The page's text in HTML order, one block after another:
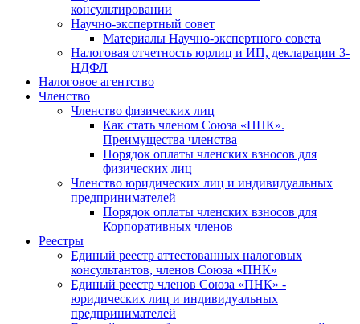
консультировании
Научно-экспертный совет
Материалы Научно-экспертного совета
Налоговая отчетность юрлиц и ИП, декларации 3-
НДФЛ
Налоговое агентство
Членство
Членство физических лиц
Как стать членом Союза «ПНК».
Преимущества членства
Порядок оплаты членских взносов для
физических лиц
Членство юридических лиц и индивидуальных
предпринимателей
Порядок оплаты членских взносов для
Корпоративных членов
Реестры
Единый реестр аттестованных налоговых
консультантов, членов Союза «ПНК»
Единый реестр членов Союза «ПНК» -
юридических лиц и индивидуальных
предпринимателей